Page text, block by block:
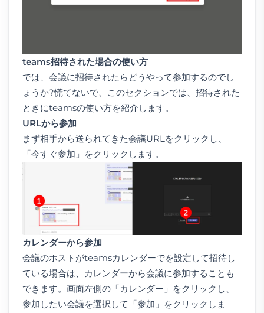
teams招待された場合の使い方
では、会議に招待されたらどうやって参加するのでし
ょうか?慌てないで、このセクションでは、招待された
ときにteamsの使い方を紹介します。
URLから参加
まず相手から送られてきた会議URLをクリックし、
「今すぐ参加」をクリックします。
カレンダーから参加
会議のホストがteamsカレンダーでを設定して招待し
ている場合は、カレンダーから会議に参加することも
できます。画面左側の「カレンダー」をクリックし、
参加したい会議を選択して「参加」をクリックしま